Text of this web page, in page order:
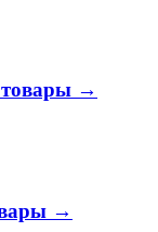
товары →
→